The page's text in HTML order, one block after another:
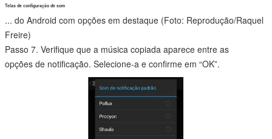
Telas de configuração de som
... do Android com opções em destaque (Foto: Reprodução/Raquel
Freire)
Passo 7. Verifique que a música copiada aparece entre as
opções de notificação. Selecione-a e confirme em “OK”.